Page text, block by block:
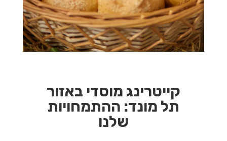
קייטרינג מוסדי באזור
תל מונד: ההתמחויות
שלנו